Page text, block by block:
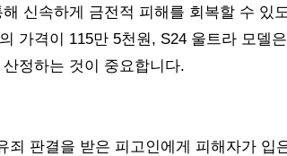
신속하게 금전적 피해를 회복할 수 있
가격이 115만 5천원, S24 울트라 모델
정하는 것이 중요합니다.
죄 판결을 받은 피고인에게 피해자가 입